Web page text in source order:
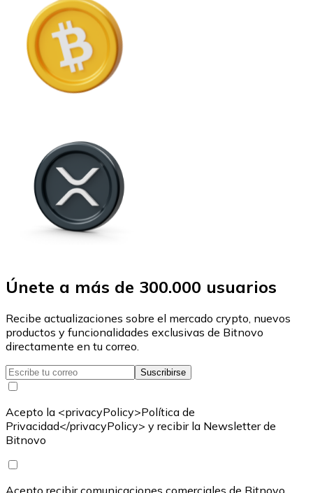
Únete a más de 300.000 usuarios
Recibe actualizaciones sobre el mercado crypto, nuevos
productos y funcionalidades exclusivas de Bitnovo
directamente en tu correo.
Suscribirse
Acepto la <privacyPolicy>Política de
Privacidad</privacyPolicy> y recibir la Newsletter de
Bitnovo